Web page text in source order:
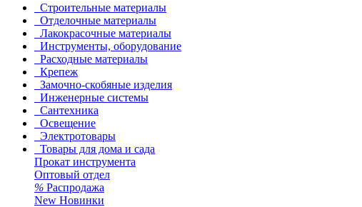
Строительные материалы
Отделочные материалы
Лакокрасочные материалы
Инструменты, оборудование
Расходные материалы
Крепеж
Замочно-скобяные изделия
Инженерные системы
Сантехника
Освещение
Электротовары
Товары для дома и сада
Прокат инструмента
Оптовый отдел
% Распродажа
New Новинки